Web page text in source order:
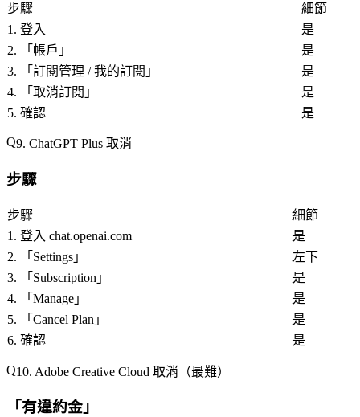
步驟
細節
1. 登入
是
2. 「 帳戶 」
是
3. 「 訂閱管理 / 我的訂閱 」
是
4. 「 取消訂閱 」
是
5. 確認
是
9. ChatGPT Plus 取消
步驟
步驟
細節
1. 登入 chat.openai.com
是
2. 「 Settings 」
左下
3. 「 Subscription 」
是
4. 「 Manage 」
是
5. 「 Cancel Plan 」
是
6. 確認
是
10. Adobe Creative Cloud 取消（最難）
「有違約金 」